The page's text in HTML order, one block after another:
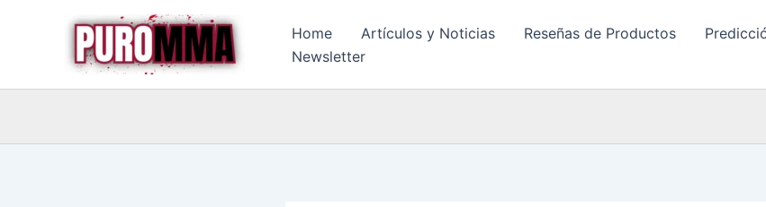
Home Artículos y Noticias Reseñas de Productos
Newsletter